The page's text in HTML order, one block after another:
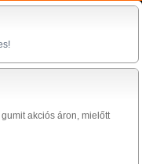
akciós áron, mielőtt